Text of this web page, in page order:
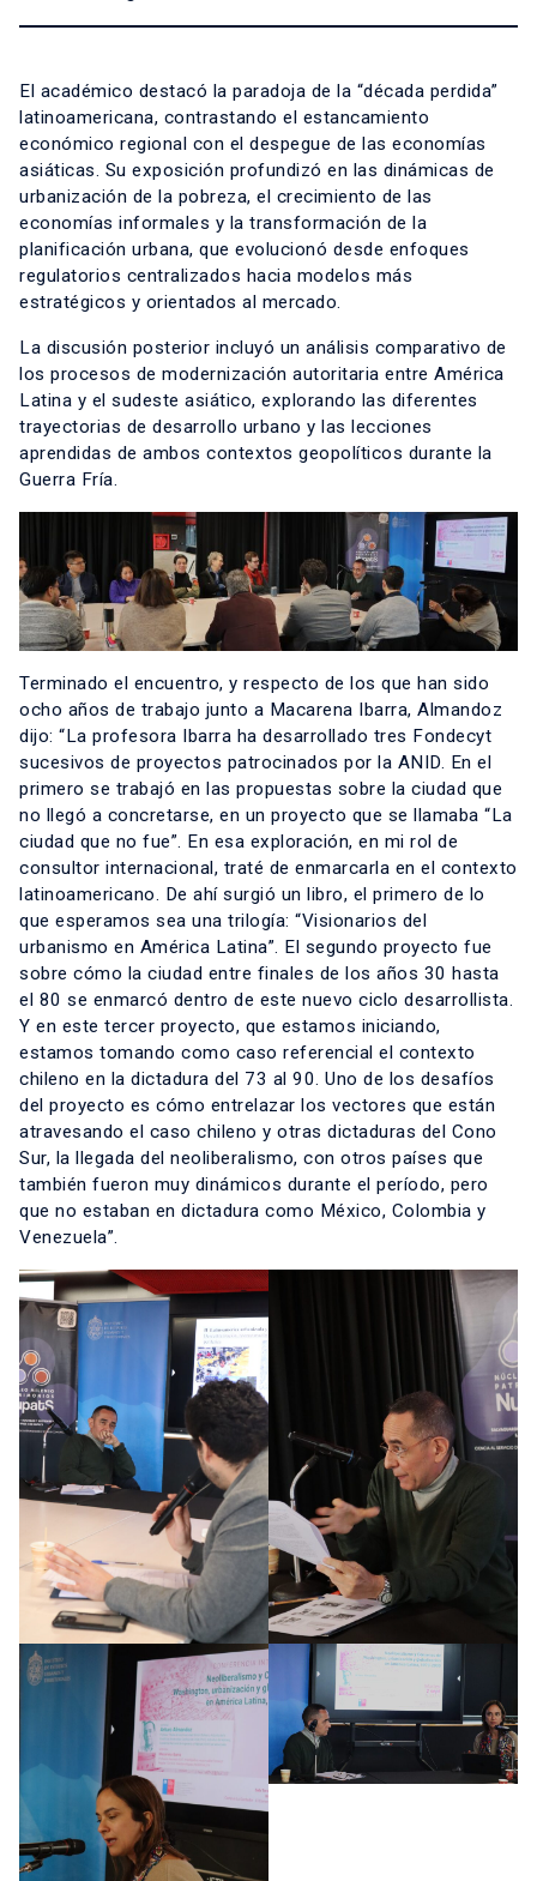
El académico destacó la paradoja de la “década perdida”
latinoamericana, contrastando el estancamiento
económico regional con el despegue de las economías
asiáticas. Su exposición profundizó en las dinámicas de
urbanización de la pobreza, el crecimiento de las
economías informales y la transformación de la
planificación urbana, que evolucionó desde enfoques
regulatorios centralizados hacia modelos más
estratégicos y orientados al mercado.
La discusión posterior incluyó un análisis comparativo de
los procesos de modernización autoritaria entre América
Latina y el sudeste asiático, explorando las diferentes
trayectorias de desarrollo urbano y las lecciones
aprendidas de ambos contextos geopolíticos durante la
Guerra Fría.
Terminado el encuentro, y respecto de los que han sido
ocho años de trabajo junto a Macarena Ibarra, Almandoz
dijo: “La profesora Ibarra ha desarrollado tres Fondecyt
sucesivos de proyectos patrocinados por la ANID. En el
primero se trabajó en las propuestas sobre la ciudad que
no llegó a concretarse, en un proyecto que se llamaba “La
ciudad que no fue”. En esa exploración, en mi rol de
consultor internacional, traté de enmarcarla en el contexto
latinoamericano. De ahí surgió un libro, el primero de lo
que esperamos sea una trilogía: “Visionarios del
urbanismo en América Latina”. El segundo proyecto fue
sobre cómo la ciudad entre finales de los años 30 hasta
el 80 se enmarcó dentro de este nuevo ciclo desarrollista.
Y en este tercer proyecto, que estamos iniciando,
estamos tomando como caso referencial el contexto
chileno en la dictadura del 73 al 90. Uno de los desafíos
del proyecto es cómo entrelazar los vectores que están
atravesando el caso chileno y otras dictaduras del Cono
Sur, la llegada del neoliberalismo, con otros países que
también fueron muy dinámicos durante el período, pero
que no estaban en dictadura como México, Colombia y
Venezuela”.